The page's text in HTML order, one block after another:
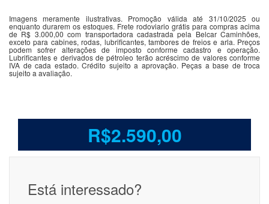
Imagens meramente ilustrativas. Promoção válida até 31/10/2025 ou
enquanto durarem os estoques. Frete rodoviario grátis para compras acima
de R$ 3.000,00 com transportadora cadastrada pela Belcar Caminhões,
exceto para cabines, rodas, lubrificantes, tambores de freios e arla. Preços
podem sofrer alterações de imposto conforme cadastro e operação.
Lubrificantes e derivados de pétroleo terão acréscimo de valores conforme
IVA de cada estado. Crédito sujeito a aprovação. Peças a base de troca
sujeito a avaliação.
R$2.590,00
Está interessado?